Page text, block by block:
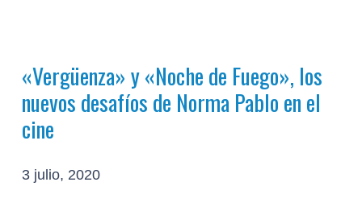
«Vergüenza» y «Noche de Fuego», los
nuevos desafíos de Norma Pablo en el
cine
3 julio, 2020